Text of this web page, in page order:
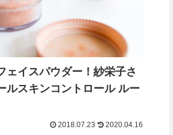
ェイスパウダー！紗栄子さ
ルスキンコントロール ルー
2018.07.23 2020.04.16